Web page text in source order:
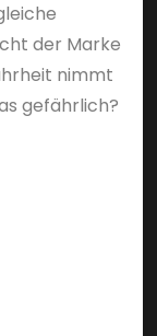
der Marke
nimmt
gefährlich?